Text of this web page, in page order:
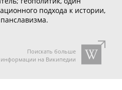
подхода к истории,
Поискать больше
информации на Википедии